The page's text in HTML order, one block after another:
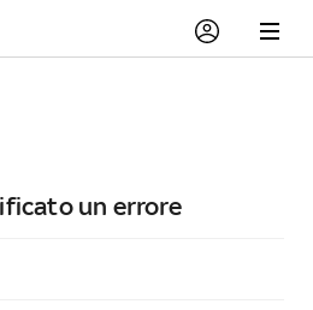
un errore